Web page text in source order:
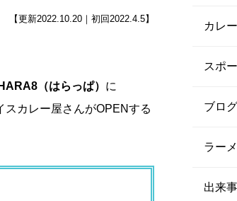
【更新2022.10.20｜初回2022.4.5】
HARA8（はらっぱ） に
スカレー屋さんがOPENする
カレ
スポ
ブログ
ラー
出来